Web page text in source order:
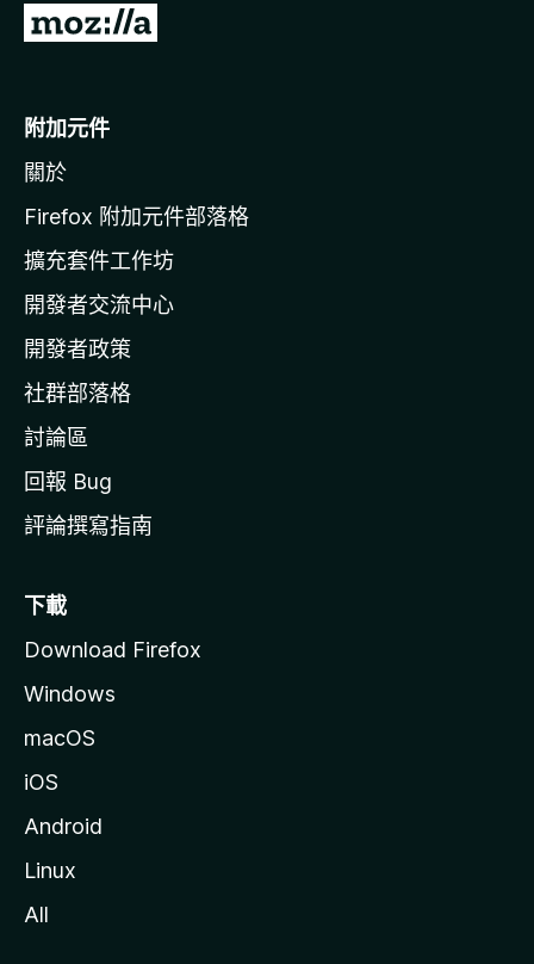
前
o
i
l
a
官
網
附加元件
關於
Firefox 附加元件部落格
擴充套件工作坊
開發者交流中心
開發者政策
社群部落格
討論區
回報 Bug
評論撰寫指南
下載
Download Firefox
Windows
macOS
iOS
Android
Linux
All